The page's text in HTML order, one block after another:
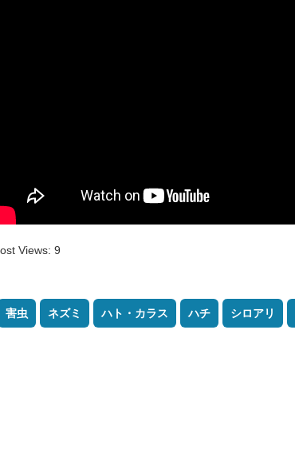
Views: 9
害虫 ネズミ ハト・カラス ハチ シロアリ